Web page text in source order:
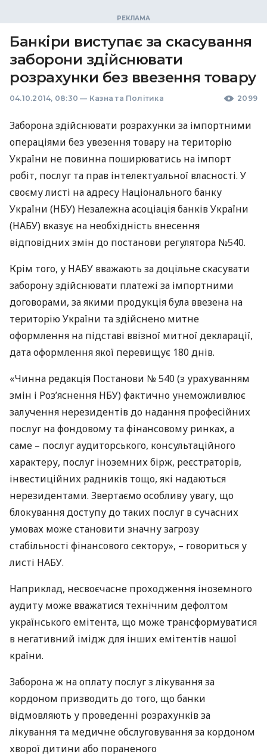
Банкіри виступає за скасування
заборони здійснювати
розрахунки без ввезення товару
04.10.2014, 08:30 — Казна та Політика 2099
Заборона здійснювати розрахунки за імпортними
операціями без увезення товару на територію
України не повинна поширюватись на імпорт
робіт, послуг та прав інтелектуальної власності. У
своєму листі на адресу Національного банку
України (НБУ) Незалежна асоціація банків України
(НАБУ) вказує на необхідність внесення
відповідних змін до постанови регулятора №540.
Крім того, у НАБУ вважають за доцільне скасувати
заборону здійснювати платежі за імпортними
договорами, за якими продукція була ввезена на
територію України та здійснено митне
оформлення на підставі ввізної митної декларації,
дата оформлення якої перевищує 180 днів.
«Чинна редакція Постанови № 540 (з урахуванням
змін і Роз’яснення НБУ) фактично унеможливлює
залучення нерезидентів до надання професійних
послуг на фондовому та фінансовому ринках, а
саме – послуг аудиторського, консультаційного
характеру, послуг іноземних бірж, реєстраторів,
інвестиційних радників тощо, які надаються
нерезидентами. Звертаємо особливу увагу, що
блокування доступу до таких послуг в сучасних
умовах може становити значну загрозу
стабільності фінансового сектору», – говориться у
листі НАБУ.
Наприклад, несвоєчасне проходження іноземного
аудиту може вважатися технічним дефолтом
українського емітента, що може трансформуватися
в негативний імідж для інших емітентів нашої
країни.
Заборона ж на оплату послуг з лікування за
кордоном призводить до того, що банки
відмовляють у проведенні розрахунків за
лікування та медичне обслуговування за кордоном
хворої дитини або пораненого